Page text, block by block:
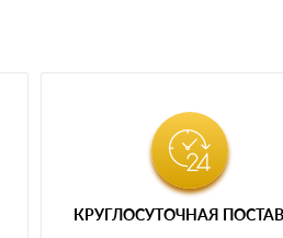
КРУГЛОСУТОЧНАЯ